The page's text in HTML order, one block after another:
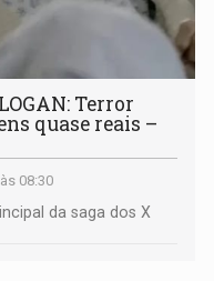
Terror
quase reais –
08:30
da saga dos X